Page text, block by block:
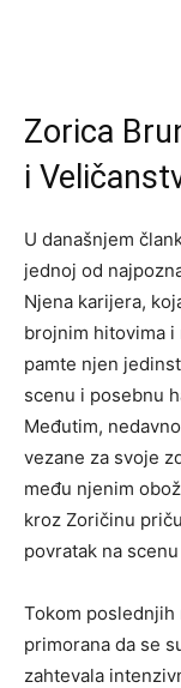
Zorica
i
U današnjem
jednoj od
Njena karijera,
brojnim hitovima i
pamte njen
scenu i posebnu
Međutim,
vezane za svoje
među njenim
kroz Zoričinu
povratak na
Tokom
primorana da se
zahtevala